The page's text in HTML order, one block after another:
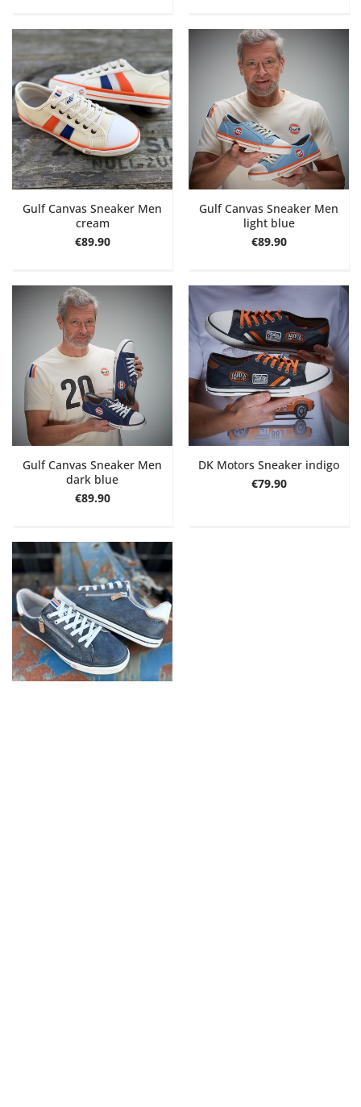
Gulf Canvas Sneaker Men
cream
€89.90
Gulf Canvas Sneaker Men
light blue
€89.90
Gulf Canvas Sneaker Men
dark blue
€89.90
DK Motors Sneaker indigo
€79.90